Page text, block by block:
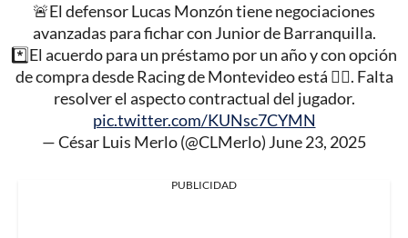
🚨El defensor Lucas Monzón tiene negociaciones
avanzadas para fichar con Junior de Barranquilla.
*️⃣El acuerdo para un préstamo por un año y con opción
de compra desde Racing de Montevideo está 👌🏻. Falta
resolver el aspecto contractual del jugador.
pic.twitter.com/KUNsc7CYMN
— César Luis Merlo (@CLMerlo) June 23, 2025
PUBLICIDAD